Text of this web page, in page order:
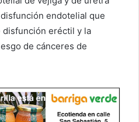
endotelial que
disfunción eréctil y la
de cánceres de